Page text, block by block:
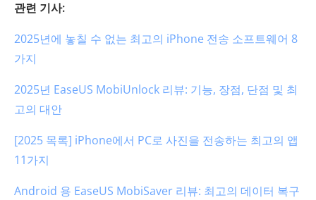
관련 기사:
2025년에 놓칠 수 없는 최고의 iPhone 전송 소프트웨어 8
가지
2025년 EaseUS MobiUnlock 리뷰: 기능, 장점, 단점 및 최
고의 대안
[2025 목록] iPhone에서 PC로 사진을 전송하는 최고의 앱
11가지
Android 용 EaseUS MobiSaver 리뷰: 최고의 데이터 복구